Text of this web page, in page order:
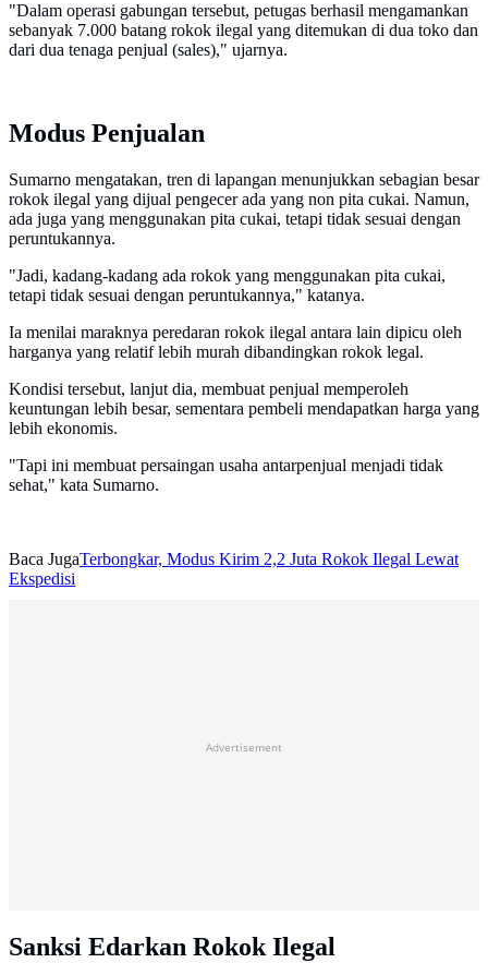
"Dalam operasi gabungan tersebut, petugas berhasil mengamankan
sebanyak 7.000 batang rokok ilegal yang ditemukan di dua toko dan
dari dua tenaga penjual (sales)," ujarnya.
Modus Penjualan
Sumarno mengatakan, tren di lapangan menunjukkan sebagian besar
rokok ilegal yang dijual pengecer ada yang non pita cukai. Namun,
ada juga yang menggunakan pita cukai, tetapi tidak sesuai dengan
peruntukannya.
"Jadi, kadang-kadang ada rokok yang menggunakan pita cukai,
tetapi tidak sesuai dengan peruntukannya," katanya.
Ia menilai maraknya peredaran rokok ilegal antara lain dipicu oleh
harganya yang relatif lebih murah dibandingkan rokok legal.
Kondisi tersebut, lanjut dia, membuat penjual memperoleh
keuntungan lebih besar, sementara pembeli mendapatkan harga yang
lebih ekonomis.
"Tapi ini membuat persaingan usaha antarpenjual menjadi tidak
sehat," kata Sumarno.
Baca JugaTerbongkar, Modus Kirim 2,2 Juta Rokok Ilegal Lewat
Ekspedisi
Advertisement
Sanksi Edarkan Rokok Ilegal